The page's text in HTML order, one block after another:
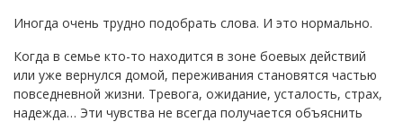
Иногда очень трудно подобрать слова. И это нормально.
Когда в семье кто-то находится в зоне боевых действий
или уже вернулся домой, переживания становятся частью
повседневной жизни. Тревога, ожидание, усталость, страх,
надежда… Эти чувства не всегда получается объяснить